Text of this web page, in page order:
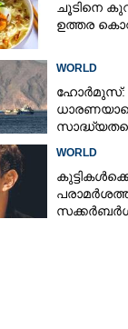
ചൂടിനെ
ഉത്തര
WORLD
ഹോർമുസ്:
WORLD